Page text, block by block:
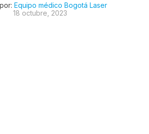
Equipo médico Bogotá Laser
18 octubre, 2023